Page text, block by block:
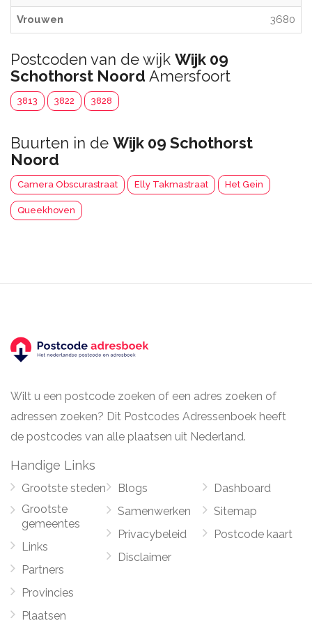
Vrouwen 3680
Postcoden van de wijk Wijk 09
Schothorst Noord Amersfoort
3813 3822 3828
Buurten in de Wijk 09 Schothorst
Noord
Camera Obscurastraat Elly Takmastraat Het Gein
Queekhoven
Wilt u een postcode zoeken of een adres zoeken of
adressen zoeken? Dit Postcodes Adressenboek heeft
de postcodes van alle plaatsen uit Nederland.
Handige Links
Grootste steden
Grootste
gemeentes
Links
Partners
Provincies
Plaatsen
Blogs
Samenwerken
Privacybeleid
Disclaimer
Dashboard
Sitemap
Postcode kaart